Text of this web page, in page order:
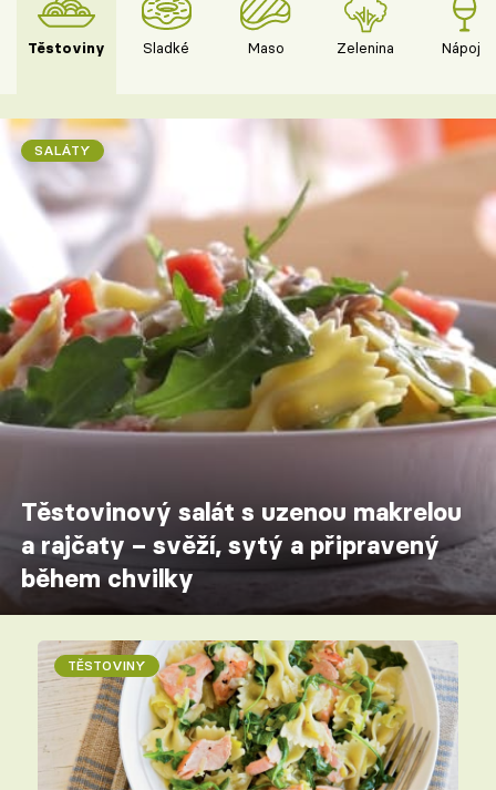
Těstoviny Sladké Maso Zelenina Nápoje
SALÁTY
Těstovinový salát s uzenou makrelou
a rajčaty – svěží, sytý a připravený
během chvilky
TĚSTOVINY